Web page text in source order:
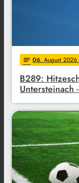
notes 06. August
B289:
Untersteinach